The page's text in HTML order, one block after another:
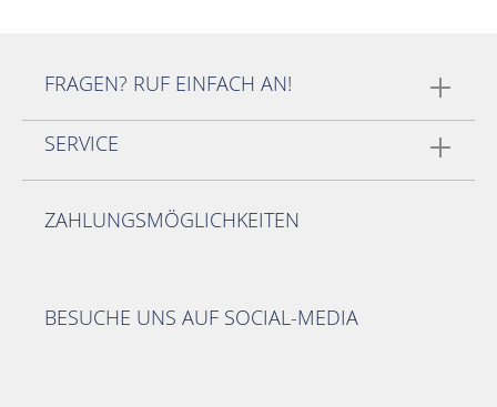
FRAGEN? RUF EINFACH AN!
SERVICE
ZAHLUNGSMÖGLICHKEITEN
BESUCHE UNS AUF SOCIAL-MEDIA